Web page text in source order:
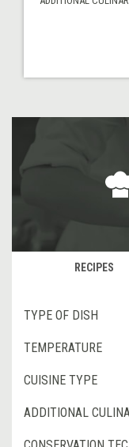
RECIPES
TYPE OF DISH
TEMPERATURE
CUISINE TYPE
ADDITIONAL